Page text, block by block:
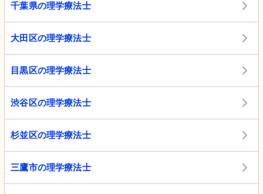
千葉県の理学療法士
大田区の理学療法士
目黒区の理学療法士
渋谷区の理学療法士
杉並区の理学療法士
三鷹市の理学療法士